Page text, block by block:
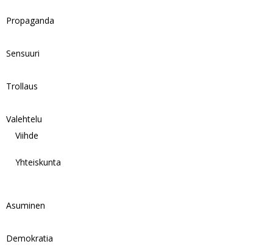
Propaganda
Sensuuri
Trollaus
Valehtelu
Viihde
Yhteiskunta
Asuminen
Demokratia